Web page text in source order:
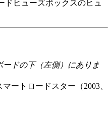
ドヒューズボックスのヒュ
ドの下（左側）にありま